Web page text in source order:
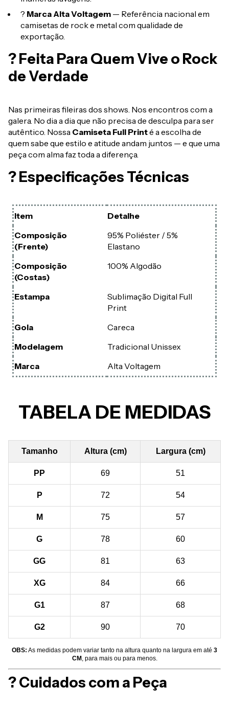
? Marca Alta Voltagem — Referência nacional em
camisetas de rock e metal com qualidade de
exportação.
? Feita Para Quem Vive o Rock
de Verdade
Nas primeiras fileiras dos shows. Nos encontros com a
galera. No dia a dia que não precisa de desculpa para ser
autêntico. Nossa Camiseta Full Printé a escolha de
quem sabe que estilo e atitude andam juntos — e que uma
peça com alma faz toda a diferença.
? Especificações Técnicas
Item
Detalhe
Composição
(Frente)
95% Poliéster / 5%
Elastano
Composição
(Costas)
100% Algodão
Estampa
Sublimação Digital Full
Print
Gola
Careca
Modelagem
Tradicional Unissex
Marca
Alta Voltagem
TABELA DE MEDIDAS
Tamanho Altura (cm) Largura (cm)
PP 69 51
P 72 54
M 75 57
G 78 60
GG 81 63
XG 84 66
G1 87 68
G2 90 70
OBS: As medidas podem variar tanto na altura quanto na largura em até 3
CM , para mais ou para menos.
? Cuidados com a Peça